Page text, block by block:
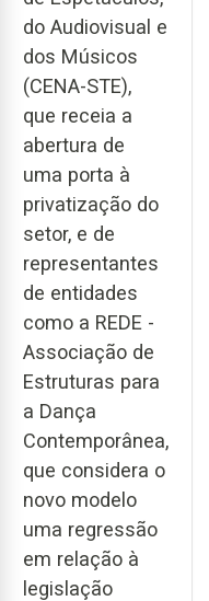
do Audiovisual e
dos Músicos
(CENA-STE),
que receia a
abertura de
uma porta à
privatização do
setor, e de
representantes
de entidades
como a REDE -
Associação de
Estruturas para
a Dança
Contemporânea,
que considera o
novo modelo
uma regressão
em relação à
legislação